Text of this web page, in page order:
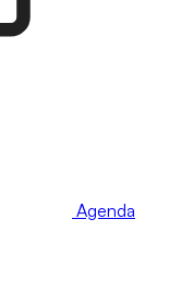
Agenda